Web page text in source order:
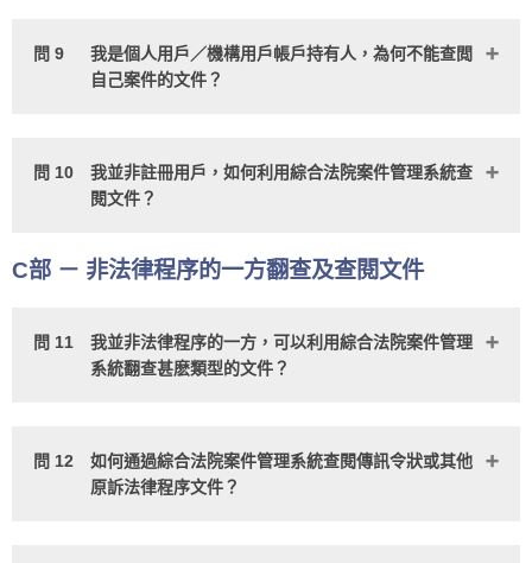
問 9
我是個人用戶／機構用戶帳戶持有人，為何不能查閲
自己案件的文件？
問 10
我並非註冊用戶，如何利用綜合法院案件管理系統查
閱文件？
C部 － 非法律程序的一方翻查及查閱文件
問 11
我並非法律程序的一方，可以利用綜合法院案件管理
系統翻查甚麽類型的文件？
問 12
如何通過綜合法院案件管理系統查閱傳訊令狀或其他
原訴法律程序文件？